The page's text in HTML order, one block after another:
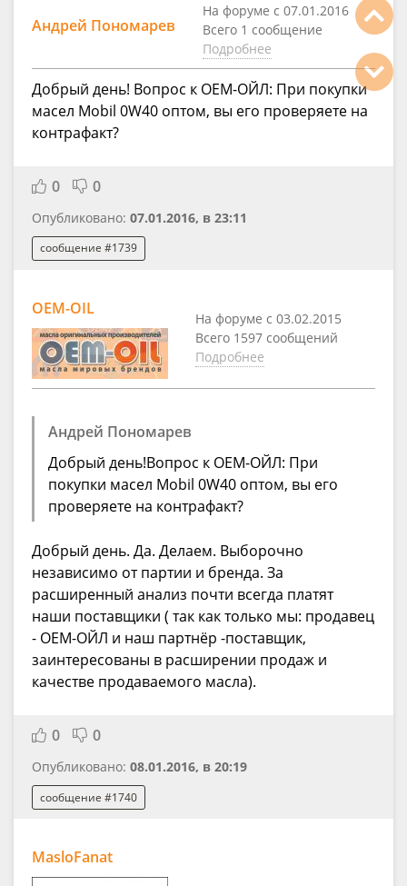
Андрей Пономарев
На форуме с 07.01.2016
Всего 1 сообщение
Подробнее
Добрый день! Вопрос к OEM-ОЙЛ: При покупки
масел Mobil 0W40 оптом, вы его проверяете на
контрафакт?
0 0
Опубликовано: 07.01.2016, в 23:11
сообщение #1739
OEM-OIL
На форуме с 03.02.2015
Всего 1597 сообщений
Подробнее
Андрей Пономарев
Добрый день!Вопрос к OEM-ОЙЛ: При
покупки масел Mobil 0W40 оптом, вы его
проверяете на контрафакт?
Добрый день. Да. Делаем. Выборочно
независимо от партии и бренда. За
расширенный анализ почти всегда платят
наши поставщики ( так как только мы: продавец
- ОЕМ-ОЙЛ и наш партнёр -поставщик,
заинтересованы в расширении продаж и
качестве продаваемого масла).
0 0
Опубликовано: 08.01.2016, в 20:19
сообщение #1740
MasloFanat